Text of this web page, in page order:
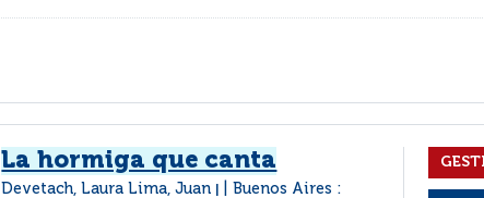
La hormiga que canta
Devetach, Laura Lima, Juan
Buenos Aires :